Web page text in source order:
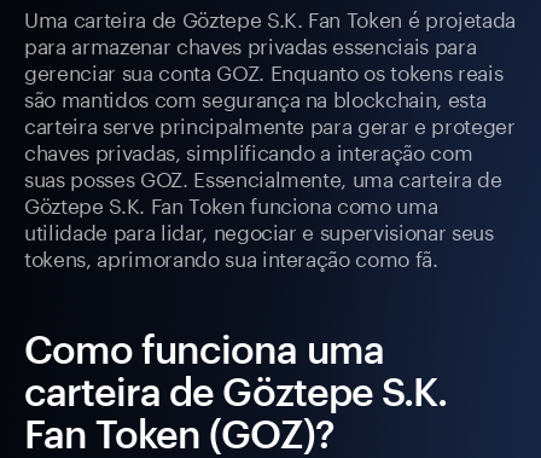
Uma carteira de Göztepe S.K. Fan Token é projetada
para armazenar chaves privadas essenciais para
gerenciar sua conta GOZ. Enquanto os tokens reais
são mantidos com segurança na blockchain, esta
carteira serve principalmente para gerar e proteger
chaves privadas, simplificando a interação com
suas posses GOZ. Essencialmente, uma carteira de
Göztepe S.K. Fan Token funciona como uma
utilidade para lidar, negociar e supervisionar seus
tokens, aprimorando sua interação como fã.
Como funciona uma
carteira de Göztepe S.K.
Fan Token (GOZ)?